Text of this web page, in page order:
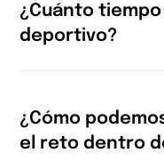
¿Cuánto
deportivo?
reto deportivo. Esta
asegurar la máxima
¿Cómo
el reto dentro